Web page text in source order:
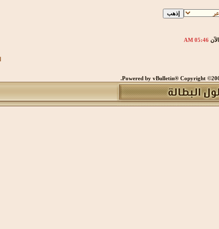
05:46 AM
Powered by vBulletin® Copyright